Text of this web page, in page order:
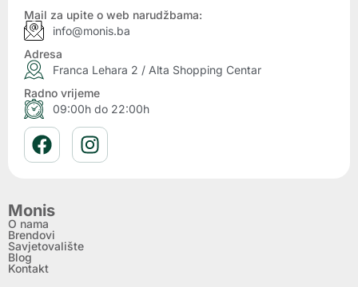
Mail za upite o web narudžbama:
info@monis.ba
Adresa
Franca Lehara 2 / Alta Shopping Centar
Radno vrijeme
09:00h do 22:00h
Monis
O nama
Brendovi
Savjetovalište
Blog
Kontakt